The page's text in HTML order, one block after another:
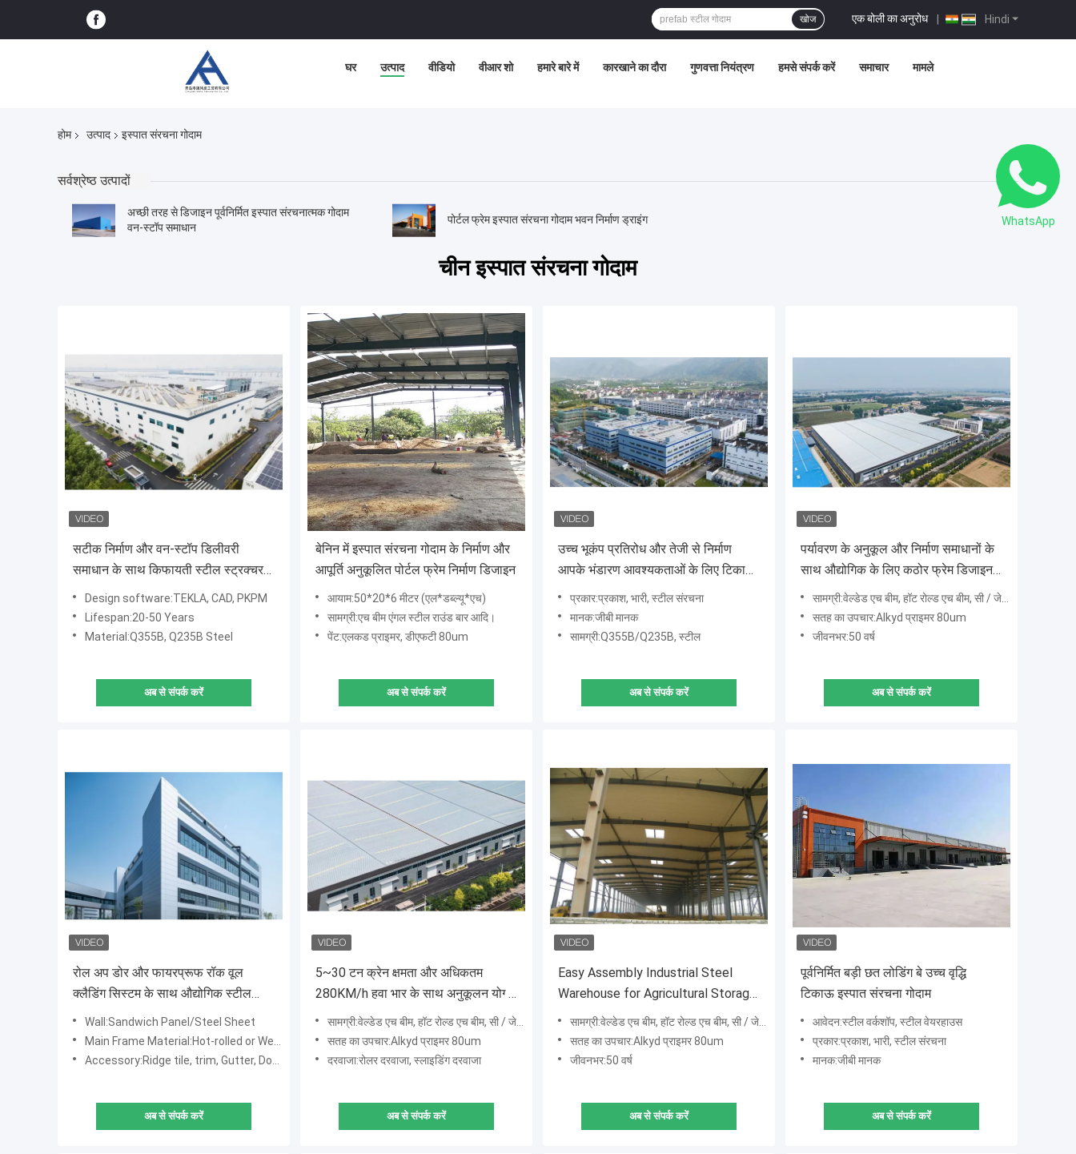
Hindi
एक बोली का अनुरोध |
खोज
घर उत्पाद वीडियो वीआर शो हमारे बारे में कारखाने का दौरा गुणवत्ता नियंत्रण हमसे संपर्क करें समाचार मामले
होम उत्पाद इस्पात संरचना गोदाम
सर्वश्रेष्ठ उत्पादों
अच्छी तरह से डिजाइन पूर्वनिर्मित इस्पात संरचनात्मक गोदाम
वन-स्टॉप समाधान
पोर्टल फ्रेम इस्पात संरचना गोदाम भवन निर्माण ड्राइंग
चीन इस्पात संरचना गोदाम
सटीक निर्माण और वन-स्टॉप डिलीवरी
समाधान के साथ किफायती स्टील स्ट्रक्चर
वेयरहाउस
Design software:TEKLA, CAD, PKPM
Lifespan:20-50 Years
Material:Q355B, Q235B Steel
अब से संपर्क करें
बेनिन में इस्पात संरचना गोदाम के निर्माण और
आपूर्ति अनुकूलित पोर्टल फ्रेम निर्माण डिजाइन
आयाम:50*20*6 मीटर (एल*डब्ल्यू*एच)
सामग्री:एच बीम एंगल स्टील राउंड बार आदि।
पेंट:एलकड प्राइमर, डीएफटी 80um
अब से संपर्क करें
उच्च भूकंप प्रतिरोध और तेजी से निर्माण
आपके भंडारण आवश्यकताओं के लिए टिकाऊ
स्टील संरचना गोदाम के साथ
प्रकार:प्रकाश, भारी, स्टील संरचना
मानक:जीबी मानक
सामग्री:Q355B/Q235B, स्टील
अब से संपर्क करें
पर्यावरण के अनुकूल और निर्माण समाधानों के
साथ औद्योगिक के लिए कठोर फ्रेम डिजाइन
इस्पात संरचना गोदाम
सामग्री:वेल्डेड एच बीम, हॉट रोल्ड एच बीम, सी / जेड शहतीर
सतह का उपचार:Alkyd प्राइमर 80um
जीवनभर:50 वर्ष
अब से संपर्क करें
रोल अप डोर और फायरप्रूफ रॉक वूल
क्लैडिंग सिस्टम के साथ औद्योगिक स्टील
स्ट्रक्चर वेयरहाउस
Wall:Sandwich Panel/Steel Sheet
Main Frame Material:Hot-rolled or Welded H beam and column, Q355B steel
Accessory:Ridge tile, trim, Gutter, Down pipe, skylight, clerestory
अब से संपर्क करें
5~30 टन क्रेन क्षमता और अधिकतम
280KM/h हवा भार के साथ अनुकूलन योग्य
Q355B सामग्री स्टील स्ट्रक्चर वेयरहाउस
सामग्री:वेल्डेड एच बीम, हॉट रोल्ड एच बीम, सी / जेड शहतीर
सतह का उपचार:Alkyd प्राइमर 80um
दरवाजा:रोलर दरवाजा, स्लाइडिंग दरवाजा
अब से संपर्क करें
Easy Assembly Industrial Steel
Warehouse for Agricultural Storage
& Factory Use Strong Structure
सामग्री:वेल्डेड एच बीम, हॉट रोल्ड एच बीम, सी / जेड शहतीर
सतह का उपचार:Alkyd प्राइमर 80um
जीवनभर:50 वर्ष
अब से संपर्क करें
पूर्वनिर्मित बड़ी छत लोडिंग बे उच्च वृद्धि
टिकाऊ इस्पात संरचना गोदाम
आवेदन:स्टील वर्कशॉप, स्टील वेयरहाउस
प्रकार:प्रकाश, भारी, स्टील संरचना
मानक:जीबी मानक
अब से संपर्क करें
WhatsApp